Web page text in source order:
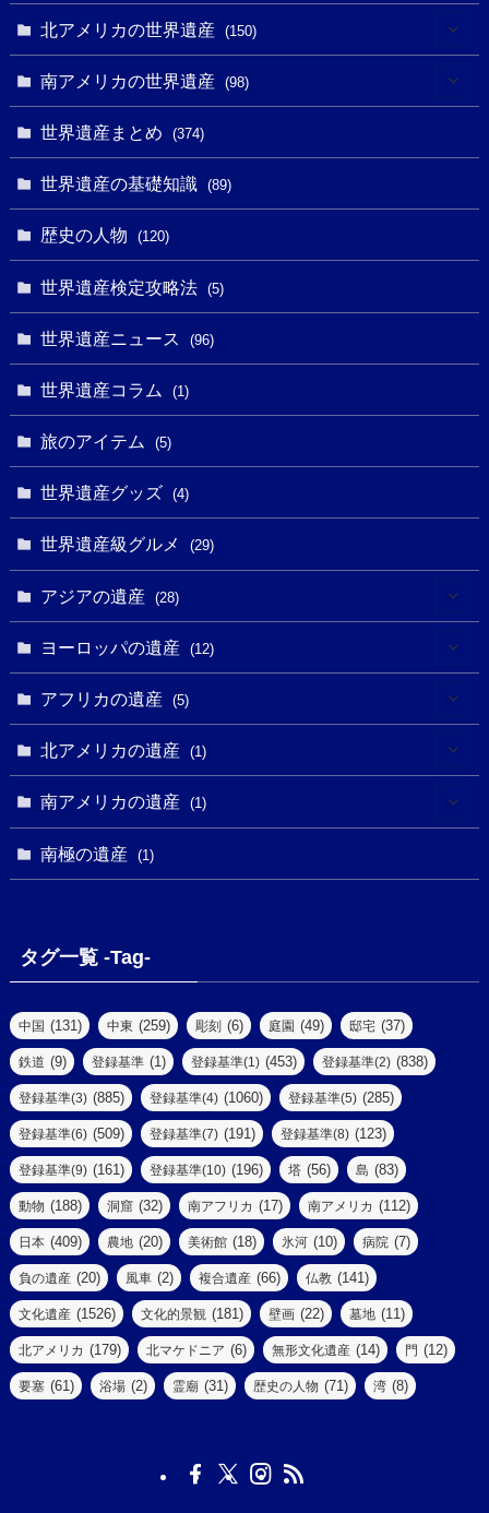
(10)
(10)
(5)
(18)
(3)
(7)
(5)
(39)
(290)
(7)
(6)
(3)
(3)
(6)
(8)
(1)
(43)
(4)
(2)
(5)
(16)
(62)
(14)
(61)
(9)
(2)
(17)
(8)
(73)
(11)
(18)
(1)
(32)
(13)
(2)
(1)
(5)
(2)
(2)
(8)
(4)
(8)
(2)
(2)
(10)
(1)
(1)
(3)
(25)
(6)
(1)
北アメリカの世界遺産 (150)
(31)
(27)
(10)
(7)
(2)
(47)
南アメリカの世界遺産 (98)
(4)
(9)
(3)
(5)
(19)
(8)
世界遺産まとめ (374)
世界遺産の基礎知識 (89)
歴史の人物 (120)
世界遺産検定攻略法 (5)
世界遺産ニュース (96)
世界遺産コラム (1)
旅のアイテム (5)
世界遺産グッズ (4)
世界遺産級グルメ (29)
アジアの遺産 (28)
(1)
(1)
(18)
(2)
(1)
ヨーロッパの遺産 (12)
(2)
(1)
(1)
(2)
(2)
アフリカの遺産 (5)
(3)
北アメリカの遺産 (1)
(1)
(1)
南アメリカの遺産 (1)
南極の遺産 (1)
タグ一覧 -Tag-
中国 (131) 中東 (259) 彫刻 (6) 庭園 (49) 邸宅 (37)
鉄道 (9) 登録基準 (1) 登録基準(1) (453) 登録基準(2) (838)
登録基準(3) (885) 登録基準(4) (1060) 登録基準(5) (285)
登録基準(6) (509) 登録基準(7) (191) 登録基準(8) (123)
登録基準(9) (161) 登録基準(10) (196) 塔 (56) 島 (83)
動物 (188) 洞窟 (32) 南アフリカ (17) 南アメリカ (112)
日本 (409) 農地 (20) 美術館 (18) 氷河 (10) 病院 (7)
負の遺産 (20) 風車 (2) 複合遺産 (66) 仏教 (141)
文化遺産 (1526) 文化的景観 (181) 壁画 (22) 墓地 (11)
北アメリカ (179) 北マケドニア (6) 無形文化遺産 (14) 門 (12)
要塞 (61) 浴場 (2) 霊廟 (31) 歴史の人物 (71) 湾 (8)